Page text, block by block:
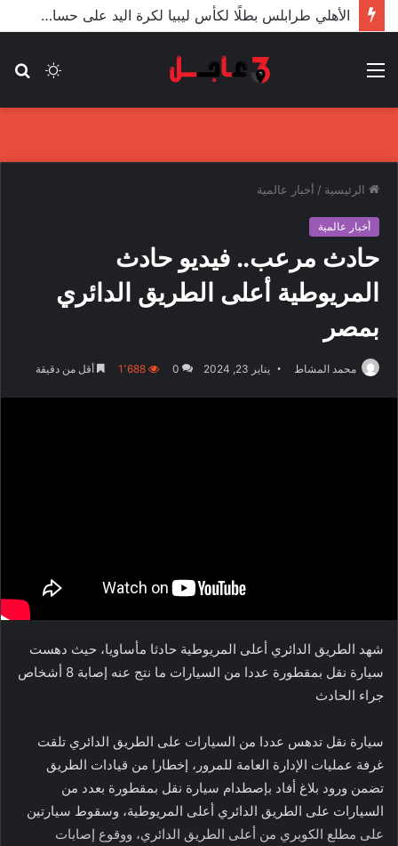
وزارة الخارجية: إعلان اليونان التنقيب جنوبي كريت انتهاكًا لسيادة ليبيا
الوضع
القائمة
الرئيسية / أخبار عالمية
أخبار عالمية
حادث مرعب.. فيديو حادث
المريوطية أعلى الطريق الدائري
بمصر
محمد المشاط يناير 23, 2024 0 1٬688 أقل من دقيقة
شهد الطريق الدائري أعلى المريوطية حادثا مأساويا، حيث دهست
سيارة نقل بمقطورة عددا من السيارات ما نتج عنه إصابة 8 أشخاص
جراء الحادث
سيارة نقل تدهس عددا من السيارات على الطريق الدائري تلقت
غرفة عمليات الإدارة العامة للمرور، إخطارا من قيادات الطريق
تضمن ورود بلاغ أفاد بإصطدام سيارة نقل بمقطورة بعدد من
السيارات على الطريق الدائري أعلى المريوطية، وسقوط سيارتين
على مطلع الكوبري من أعلى الطريق الدائري، ووقوع إصابات